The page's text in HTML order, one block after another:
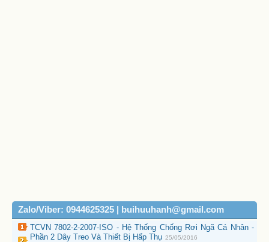
Zalo/Viber: 0944625325 | buihuuhanh@gmail.com
TCVN 7802-2-2007-ISO - Hệ Thống Chống Rơi Ngã Cá Nhân -
Phần 2 Dây Treo Và Thiết Bị Hấp Thụ 25/05/2016